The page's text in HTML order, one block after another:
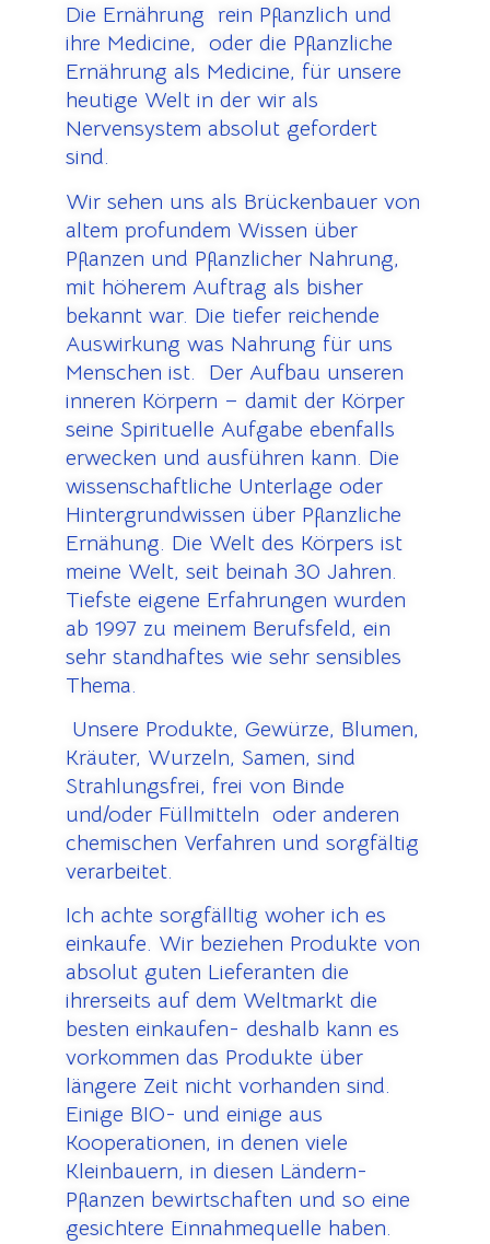
Die Ernährung rein Pflanzlich und
ihre Medicine, oder die Pflanzliche
Ernährung als Medicine, für unsere
heutige Welt in der wir als
Nervensystem absolut gefordert
sind.
Wir sehen uns als Brückenbauer von
altem profundem Wissen über
Pflanzen und Pflanzlicher Nahrung,
mit höherem Auftrag als bisher
bekannt war. Die tiefer reichende
Auswirkung was Nahrung für uns
Menschen ist. Der Aufbau unseren
inneren Körpern – damit der Körper
seine Spirituelle Aufgabe ebenfalls
erwecken und ausführen kann. Die
wissenschaftliche Unterlage oder
Hintergrundwissen über Pflanzliche
Ernähung. Die Welt des Körpers ist
meine Welt, seit beinah 30 Jahren.
Tiefste eigene Erfahrungen wurden
ab 1997 zu meinem Berufsfeld, ein
sehr standhaftes wie sehr sensibles
Thema.
Unsere Produkte, Gewürze, Blumen,
Kräuter, Wurzeln, Samen, sind
Strahlungsfrei, frei von Binde
und/oder Füllmitteln oder anderen
chemischen Verfahren und sorgfältig
verarbeitet.
Ich achte sorgfälltig woher ich es
einkaufe. Wir beziehen Produkte von
absolut guten Lieferanten die
ihrerseits auf dem Weltmarkt die
besten einkaufen- deshalb kann es
vorkommen das Produkte über
längere Zeit nicht vorhanden sind.
Einige BIO- und einige aus
Kooperationen, in denen viele
Kleinbauern, in diesen Ländern-
Pflanzen bewirtschaften und so eine
gesichtere Einnahmequelle haben.